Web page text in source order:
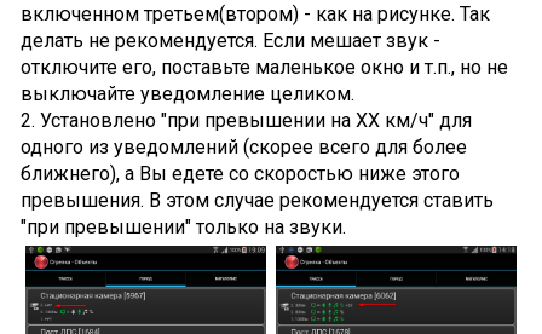
включенном третьем(втором) - как на рисунке. Так
делать не рекомендуется. Если мешает звук -
отключите его, поставьте маленькое окно и т.п., но не
выключайте уведомление целиком.
2. Установлено "при превышении на XX км/ч" для
одного из уведомлений (скорее всего для более
ближнего), а Вы едете со скоростью ниже этого
превышения. В этом случае рекомендуется ставить
"при превышении" только на звуки.